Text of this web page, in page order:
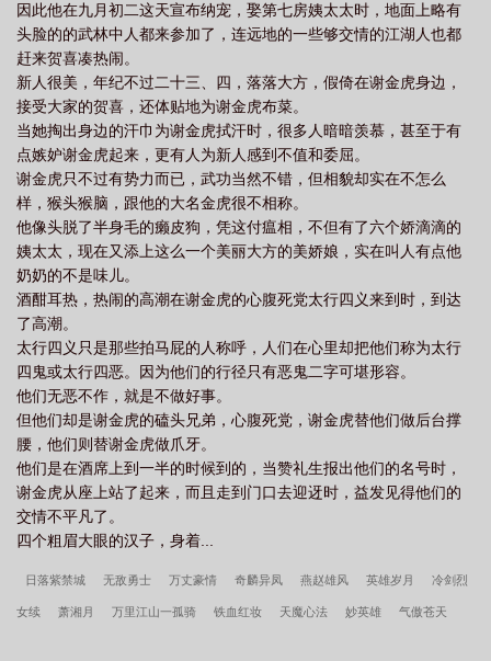
者 情剑山河歌词 情剑山河赵光义喜欢谁 情剑山河片头曲视频 情剑山河
情剑山河电视剧全集在线观看
因此他在九月初二这天宣布纳宠，娶第七房姨太太时，地面上略有
头脸的的武林中人都来参加了，连远地的一些够交情的江湖人也都
赶来贺喜凑热闹。
新人很美，年纪不过二十三、四，落落大方，假倚在谢金虎身边，
接受大家的贺喜，还体贴地为谢金虎布菜。
当她掏出身边的汗巾为谢金虎拭汗时，很多人暗暗羡慕，甚至于有
点嫉妒谢金虎起来，更有人为新人感到不值和委屈。
谢金虎只不过有势力而已，武功当然不错，但相貌却实在不怎么
样，猴头猴脑，跟他的大名金虎很不相称。
他像头脱了半身毛的癞皮狗，凭这付瘟相，不但有了六个娇滴滴的
姨太太，现在又添上这么一个美丽大方的美娇娘，实在叫人有点他
奶奶的不是味儿。
酒酣耳热，热闹的高潮在谢金虎的心腹死党太行四义来到时，到达
了高潮。
太行四义只是那些拍马屁的人称呼，人们在心里却把他们称为太行
四鬼或太行四恶。因为他们的行径只有恶鬼二字可堪形容。
他们无恶不作，就是不做好事。
但他们却是谢金虎的磕头兄弟，心腹死党，谢金虎替他们做后台撑
腰，他们则替谢金虎做爪牙。
他们是在酒席上到一半的时候到的，当赞礼生报出他们的名号时，
谢金虎从座上站了起来，而且走到门口去迎迓时，益发见得他们的
交情不平凡了。
四个粗眉大眼的汉子，身着...
日落紫禁城 无敌勇士 万丈豪情 奇麟异凤 燕赵雄风 英雄岁月 冷剑烈
女续 萧湘月 万里江山一孤骑 铁血红妆 天魔心法 妙英雄 气傲苍天